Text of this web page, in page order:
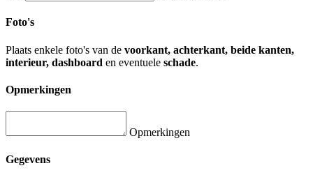
Foto's
Plaats enkele foto's van de voorkant, achterkant, beide kanten,
interieur, dashboard en eventuele schade.
Opmerkingen
Opmerkingen
Gegevens